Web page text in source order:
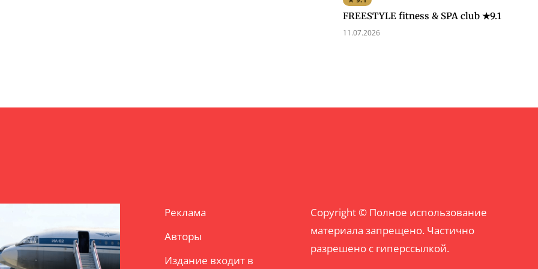
FREESTYLE fitness & SPA club ★9.1
11.07.2026
Реклама
Авторы
Издание входит в
Copyright © Полное использование
материала запрещено. Частично
разрешено с гиперссылкой.